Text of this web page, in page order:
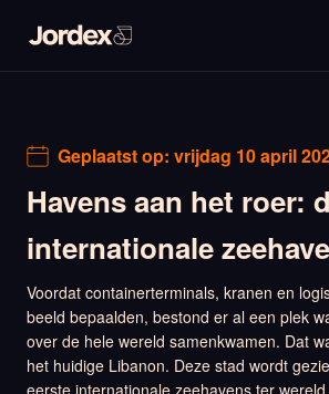
Geplaatst op: vrijdag 10 april
Havens aan het roer:
internationale
Voordat containerterminals, kranen en
beeld bepaalden, bestond er al een plek
over de hele wereld samenkwamen. Dat
het huidige Libanon. Deze stad wordt
eerste internationale zeehavens ter wereld.